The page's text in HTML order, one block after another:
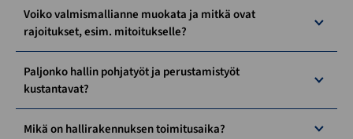
Voiko valmismallianne muokata ja mitkä ovat
rajoitukset, esim. mitoitukselle?
Paljonko hallin pohjatyöt ja perustamistyöt
kustantavat?
Mikä on hallirakennuksen toimitusaika?